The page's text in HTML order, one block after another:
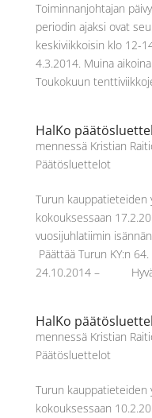
Toiminnanjohtajan
periodin ajaksi ovat
keskiviikkoisin klo 12-
4.3.2014. Muina
Toukokuun
HalKo
mennessä Kristian
Päätösluettelot
Turun kauppatieteiden
kokouksessaan
vuosijuhlatiimin
Päättää Turun KY:n
24.10.2014 –
HalKo
mennessä Kristian
Päätösluettelot
Turun kauppatieteiden
kokouksessaan